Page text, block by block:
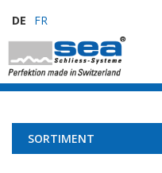
DE FR
SORTIMENT